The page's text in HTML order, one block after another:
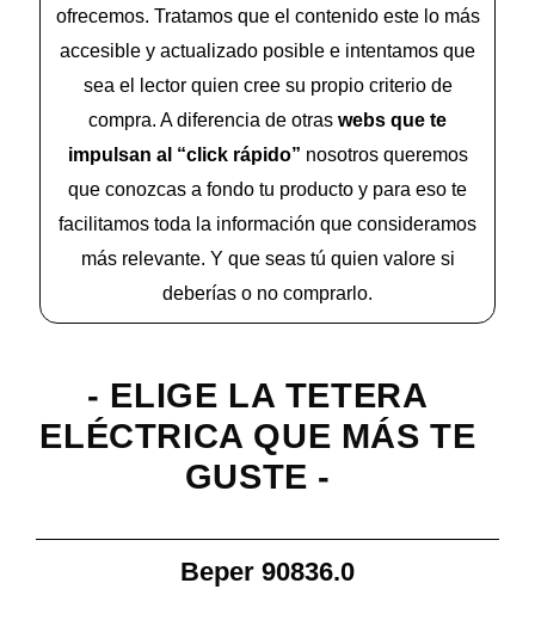
ofrecemos. Tratamos que el contenido este lo más
accesible y actualizado posible e intentamos que
sea el lector quien cree su propio criterio de
compra. A diferencia de otras webs que te
impulsan al “click rápido” nosotros queremos
que conozcas a fondo tu producto y para eso te
facilitamos toda la información que consideramos
más relevante. Y que seas tú quien valore si
deberías o no comprarlo.
- ELIGE LA TETERA
ELÉCTRICA QUE MÁS TE
GUSTE -
Beper 90836.0